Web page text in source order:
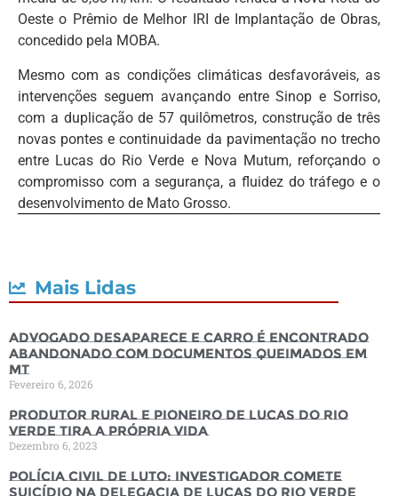
Oeste o Prêmio de Melhor IRI de Implantação de Obras,
concedido pela MOBA.
Mesmo com as condições climáticas desfavoráveis, as
intervenções seguem avançando entre Sinop e Sorriso,
com a duplicação de 57 quilômetros, construção de três
novas pontes e continuidade da pavimentação no trecho
entre Lucas do Rio Verde e Nova Mutum, reforçando o
compromisso com a segurança, a fluidez do tráfego e o
desenvolvimento de Mato Grosso.
Mais Lidas
Advogado desaparece e carro é encontrado
abandonado com documentos queimados em
MT
Fevereiro 6, 2026
Produtor rural e pioneiro de Lucas do Rio
Verde tira a própria vida
Dezembro 6, 2023
Polícia Civil de luto: Investigador comete
suicídio na Delegacia de Lucas do Rio Verde